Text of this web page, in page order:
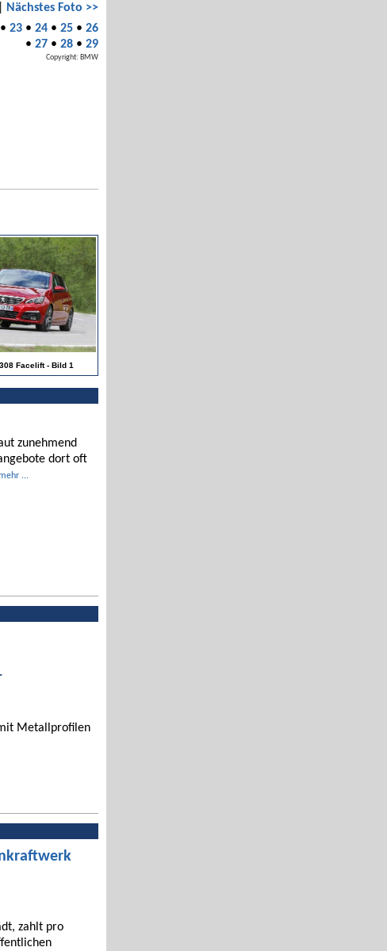
Nächstes Foto >>
• 23 • 24 • 25 • 26
• 27 • 28 • 29
Copyright: BMW
Facelift - Bild 1
zunehmend
dort oft
...
Metallprofilen
zahlt pro